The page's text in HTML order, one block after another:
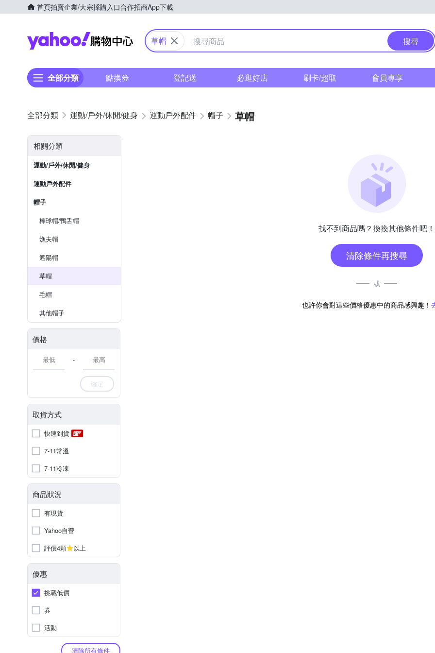
首頁拍賣企業/大宗採購入口合作招商App下載
Yahoo購物中心
草帽 搜尋
全部分類 點換券 登記送 必逛好店 刷卡/超取 會員專享
運動/戶外/休閒/健身 運動戶外配件 帽子 草帽
相關分類
運動/戶外/休閒/健身
運動戶外配件
帽子
棒球帽/鴨舌帽
漁夫帽
遮陽帽
草帽
毛帽
其他帽子
價格
-
確定
取貨方式
快速到貨
7-11常溫
7-11冷凍
商品狀況
有現貨
Yahoo自營
評價4顆
以上
優惠
挑戰低價
券
活動
清除所有條件
找不到商品嗎？換換其他條件吧！
清除條件再搜尋
或
也許你會對這些價格優惠中的商品感興趣！